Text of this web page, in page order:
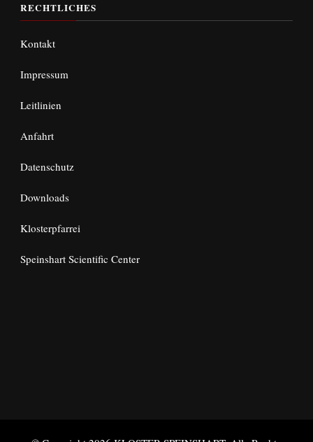
RECHTLICHES
Kontakt
Impressum
Leitlinien
Anfahrt
Datenschutz
Downloads
Klosterpfarrei
Speinshart Scientific Center